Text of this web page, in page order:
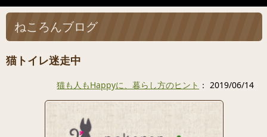
ねころんブログ
猫トイレ迷走中
猫も人もHappyに、暮らし方のヒント ： 2019/06/14